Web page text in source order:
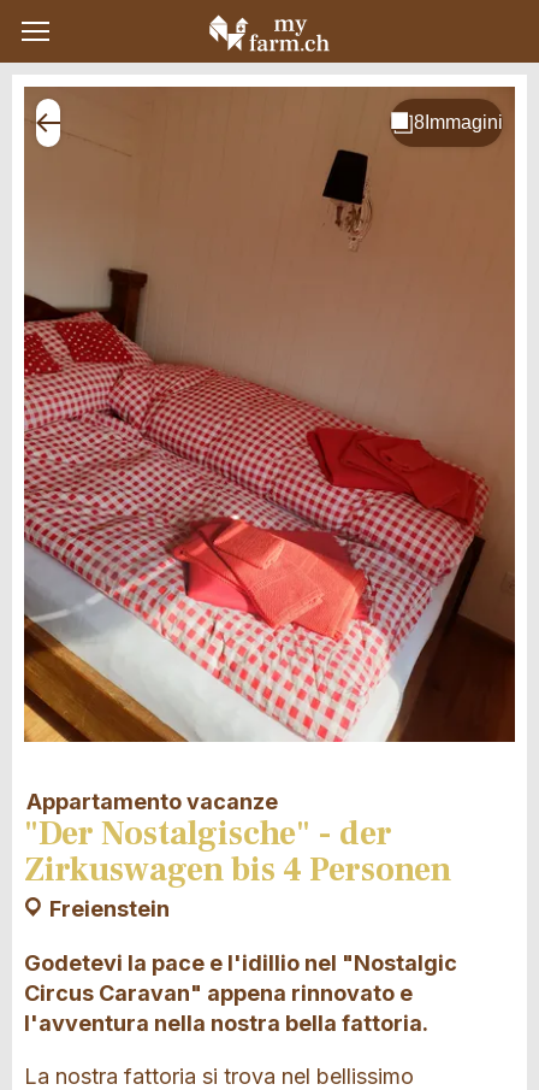
Appartamento vacanze
"Der Nostalgische" - der
Zirkuswagen bis 4 Personen
Freienstein
Godetevi la pace e l'idillio nel "Nostalgic
Circus Caravan" appena rinnovato e
l'avventura nella nostra bella fattoria.
La nostra fattoria si trova nel bellissimo